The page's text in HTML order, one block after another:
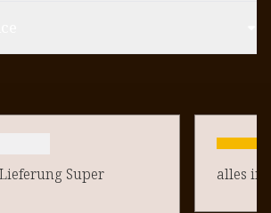
Super
alles in